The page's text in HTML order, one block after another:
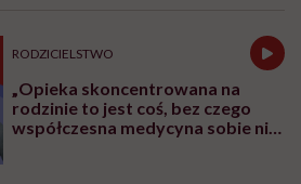
RODZICIELSTWO
„Opieka skoncentrowana na
rodzinie to jest coś, bez czego
współczesna medycyna sobie nie